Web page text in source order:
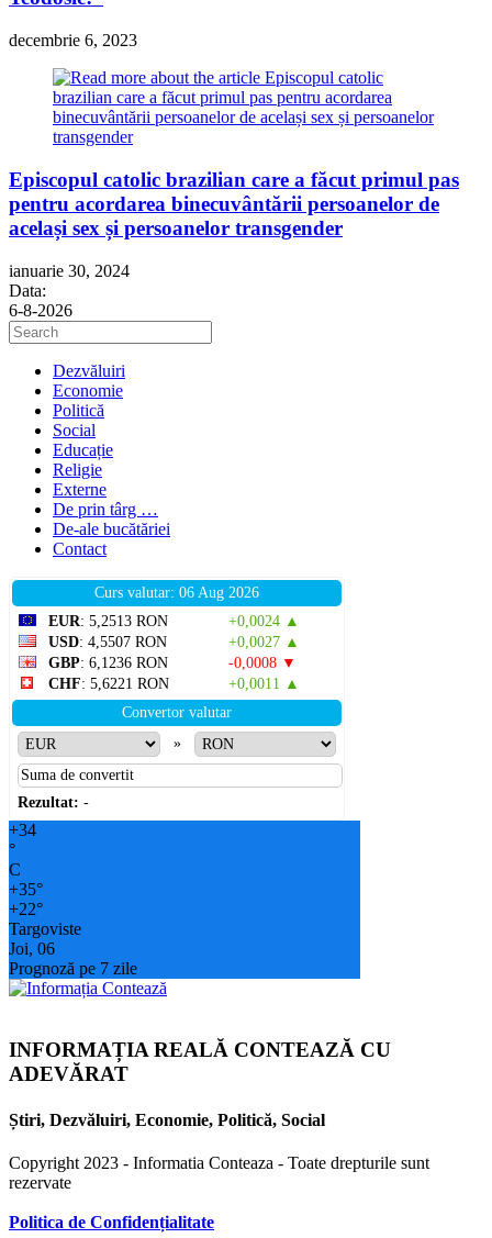
decembrie 6, 2023
Episcopul catolic brazilian care a făcut primul pas
pentru acordarea binecuvântării persoanelor de
același sex și persoanelor transgender
ianuarie 30, 2024
Data:
6-8-2026
Escape
Dezvăluiri
Economie
Politică
Social
Educație
Religie
Externe
De prin târg …
De-ale bucătăriei
Contact
Curs valutar: 06 Aug 2026
EUR: 5,2513 RON
+0,0024 ▲
USD: 4,5507 RON
+0,0027 ▲
GBP: 6,1236 RON
-0,0008 ▼
CHF: 5,6221 RON
+0,0011 ▲
Convertor valutar
»
Rezultat: -
+34
°
C
+35°
+22°
Targoviste
Joi, 06
Prognoză pe 7 zile
INFORMAȚIA REALĂ CONTEAZĂ CU
ADEVĂRAT
Știri, Dezvăluiri, Economie, Politică, Social
Copyright 2023 - Informatia Conteaza - Toate drepturile sunt
rezervate
Politica de Confidențialitate